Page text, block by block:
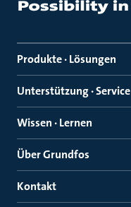
Produkte · Lösungen
Unterstützung · Service
Wissen · Lernen
Über Grundfos
Kontakt